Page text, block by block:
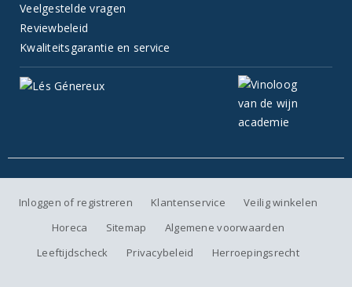
Veelgestelde vragen
Reviewbeleid
Kwaliteitsgarantie en service
Inloggen of registreren Klantenservice
Veilig winkelen
Horeca
Sitemap
Algemene voorwaarden
Leeftijdscheck
Privacybeleid Herroepingsrecht